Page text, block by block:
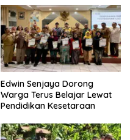
Edwin Senjaya Dorong
Warga Terus Belajar Lewat
Pendidikan Kesetaraan